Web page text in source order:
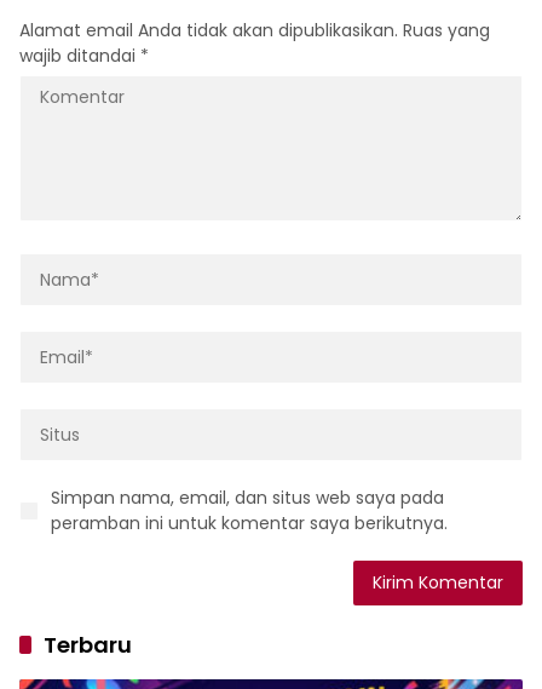
Alamat email Anda tidak akan dipublikasikan. Ruas yang
wajib ditandai *
Simpan nama, email, dan situs web saya pada
peramban ini untuk komentar saya berikutnya.
Terbaru